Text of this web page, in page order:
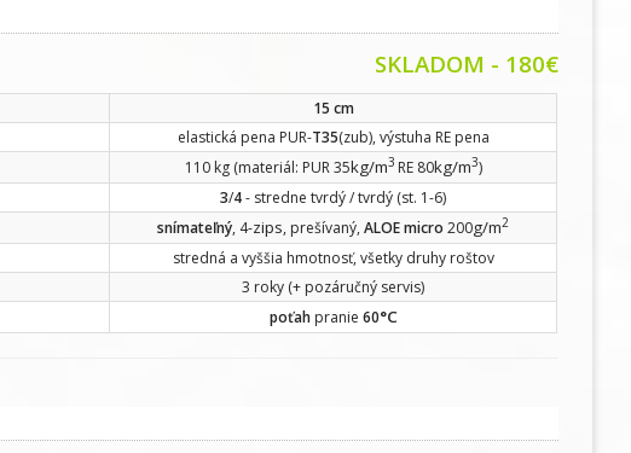
SKLADOM - 180€
15 cm
elastická pena PUR-T35(zub), výstuha RE pena
110 kg (materiál: PUR 35kg/m3 RE 80kg/m3)
3/4- stredne tvrdý / tvrdý (st. 1-6)
snímateľný, 4-zips, prešívaný,ALOE micro 200g/m2
stredná a vyššia hmotnosť, všetky druhy roštov
3 roky (+ pozáručný servis)
poťahpranie 60°C